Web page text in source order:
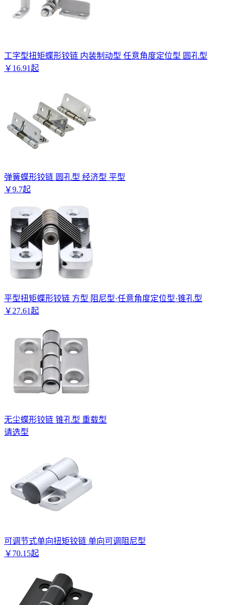
工字型扭矩蝶形铰链 内装制动型 任意角度定位型 圆孔型
￥ 16.91起
弹簧蝶形铰链 圆孔型 经济型 平型
￥9.7起
平型扭矩蝶形铰链 方型 阻尼型·任意角度定位型·锥孔型
￥ 27.61起
无尘蝶形铰链 锥孔型 重载型
请选型
可调节式单向扭矩铰链 单向可调阻尼型
￥ 70.15起